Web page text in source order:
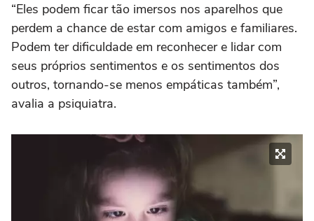
“Eles podem ficar tão imersos nos aparelhos que
perdem a chance de estar com amigos e familiares.
Podem ter dificuldade em reconhecer e lidar com
seus próprios sentimentos e os sentimentos dos
outros, tornando-se menos empáticas também”,
avalia a psiquiatra.